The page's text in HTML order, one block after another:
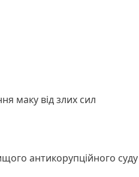
маку від злих сил
антикорупційного суду